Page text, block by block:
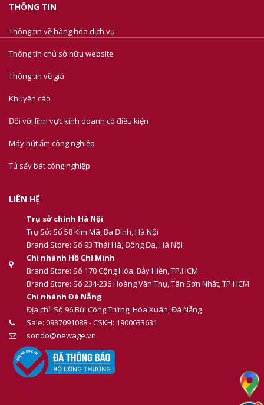
THÔNG TIN
Thông tin về hàng hóa dịch vụ
Thông tin chủ sở hữu website
Thông tin về giá
Khuyến cáo
Đối với lĩnh vực kinh doanh có điều kiện
Máy hút ẩm công nghiệp
Tủ sấy bát công nghiệp
LIÊN HỆ
Trụ sở chính Hà Nội
Trụ Sở: Số 58 Kim Mã, Ba Đình, Hà Nội
Brand Store: Số 93 Thái Hà, Đống Đa, Hà Nội
Chi nhánh Hồ Chí Minh
Brand Store: Số 170 Cộng Hòa, Bảy Hiền, TP.HCM
Brand Store: Số 234-236 Hoàng Văn Thụ, Tân Sơn Nhất, TP.HCM
Chi nhánh Đà Nẵng
Địa chỉ: Số 96 Bùi Công Trừng, Hòa Xuân, Đà Nẵng
Sale: 0937091088 - CSKH: 1900633631
sondo@newage.vn